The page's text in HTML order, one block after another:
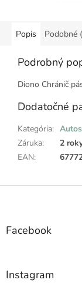
Popis Podobné
Podrobný
Diono Chránič
Dodatočné
Kategória:
Záruka:
2
EAN:
Z
Facebook
Instagram